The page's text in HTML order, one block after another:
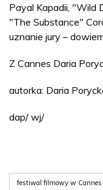
Payal Kapadii, "Wild
"The Substance"
uznanie jury –
Z Cannes Daria
autorka: Daria
dap/ wj/
festiwal filmowy w Cannes